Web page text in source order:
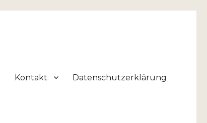
Kontakt Datenschutzerklärung